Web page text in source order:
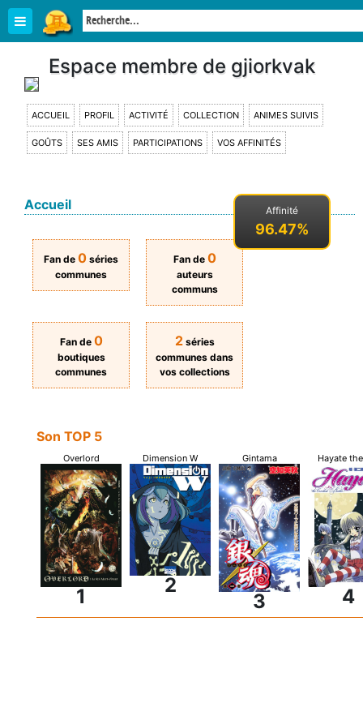
Espace membre de gjiorkvak
ACCUEIL PROFIL ACTIVITÉ COLLECTION ANIMES SUIVIS
GOÛTS SES AMIS PARTICIPATIONS VOS AFFINITÉS
Affinité
96.47%
Accueil
Fan de 0 séries
communes
Fan de 0
auteurs
communs
Fan de 0
boutiques
communes
2séries
communes dans
vos collections
Son TOP 5
Overlord
1
Dimension W
2
Gintama
3
Hayate
4